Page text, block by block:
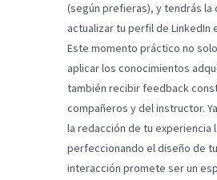
(según prefieras), y tendrás la
actualizar tu perfil de LinkedIn
Este momento práctico no
aplicar los conocimientos
también recibir feedback
compañeros y del instructor.
la redacción de tu experiencia
perfeccionando el diseño de
interacción promete ser un